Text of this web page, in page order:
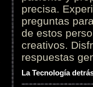
precisa.
preguntas
de estos
creativos.
respuestas
La Tecnología